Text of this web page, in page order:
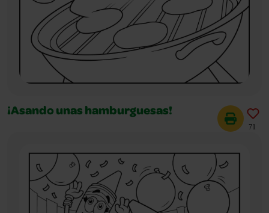
¡Asando unas hamburguesas!
71